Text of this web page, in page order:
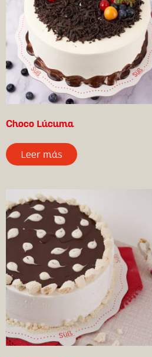
Choco Lúcuma
Leer más